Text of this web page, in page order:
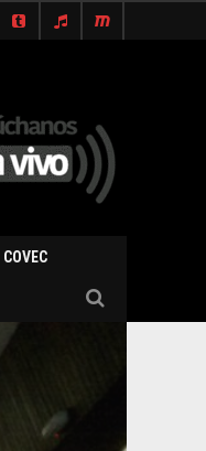
COVEC